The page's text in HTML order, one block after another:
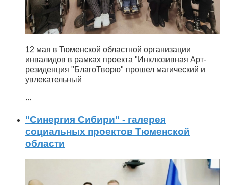
12 мая в Тюменской областной организации
инвалидов в рамках проекта "Инклюзивная Арт-
резиденция "БлагоТворю" прошел магический и
увлекательный
...
"Синергия Сибири" - галерея
социальных проектов Тюменской
области